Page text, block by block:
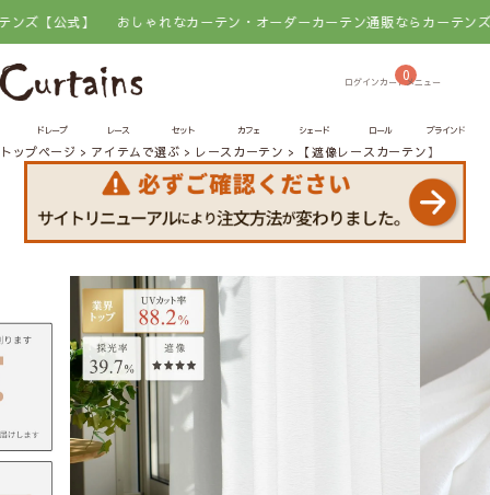
式】 おしゃれなカーテン・オーダーカーテン通販ならカーテンズ【公式】
0
ドレープ レース セット カフェ シェード ロール ブラインド
トップページ アイテムで選ぶ レースカーテン 【遮像レースカーテン】クリン